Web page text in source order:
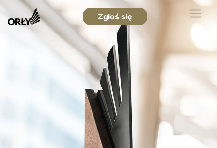
Zgłoś się